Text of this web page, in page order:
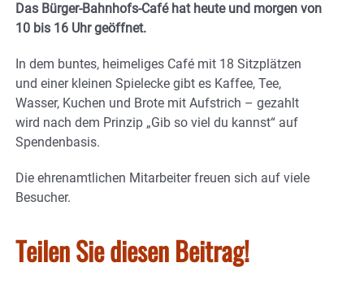
Das Bürger-Bahnhofs-Café hat heute und morgen von
10 bis 16 Uhr geöffnet.
In dem buntes, heimeliges Café mit 18 Sitzplätzen
und einer kleinen Spielecke gibt es Kaffee, Tee,
Wasser, Kuchen und Brote mit Aufstrich – gezahlt
wird nach dem Prinzip „Gib so viel du kannst“ auf
Spendenbasis.
Die ehrenamtlichen Mitarbeiter freuen sich auf viele
Besucher.
Teilen Sie diesen Beitrag!